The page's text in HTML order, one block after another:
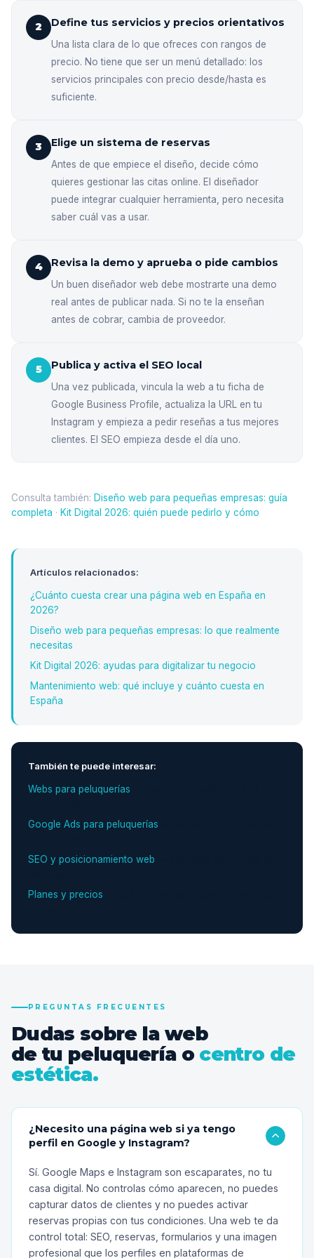
2 Define tus servicios y precios orientativos
Una lista clara de lo que ofreces con rangos de
precio. No tiene que ser un menú detallado: los
servicios principales con precio desde/hasta es
suficiente.
3 Elige un sistema de reservas
Antes de que empiece el diseño, decide cómo
quieres gestionar las citas online. El diseñador
puede integrar cualquier herramienta, pero necesita
saber cuál vas a usar.
4 Revisa la demo y aprueba o pide cambios
Un buen diseñador web debe mostrarte una demo
real antes de publicar nada. Si no te la enseñan
antes de cobrar, cambia de proveedor.
5 Publica y activa el SEO local
Una vez publicada, vincula la web a tu ficha de
Google Business Profile, actualiza la URL en tu
Instagram y empieza a pedir reseñas a tus mejores
clientes. El SEO empieza desde el día uno.
Consulta también: Diseño web para pequeñas empresas: guía
completa · Kit Digital 2026: quién puede pedirlo y cómo
Artículos relacionados:
¿Cuánto cuesta crear una página web en España en
2026?
Diseño web para pequeñas empresas: lo que realmente
necesitas
Kit Digital 2026: ayudas para digitalizar tu negocio
Mantenimiento web: qué incluye y cuánto cuesta en
España
También te puede interesar:
Webs para peluquerías
Google Ads para peluquerías
SEO y posicionamiento web
Planes y precios
PREGUNTAS FRECUENTES
Dudas sobre la web
de tu peluquería o centro de
estética.
¿Necesito una página web si ya tengo
perfil en Google y Instagram?
Sí. Google Maps e Instagram son escaparates, no tu
casa digital. No controlas cómo aparecen, no puedes
capturar datos de clientes y no puedes activar
reservas propias con tus condiciones. Una web te da
control total: SEO, reservas, formularios y una imagen
profesional que los perfiles en plataformas de